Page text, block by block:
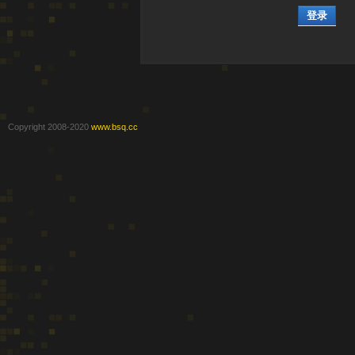
登录
Copyright 2008-2020 www.bsq.cc